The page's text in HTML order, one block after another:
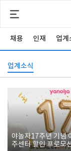
채용 인재 업계
업계소식
야놀자17주년 기념
주센터 할인 프로모